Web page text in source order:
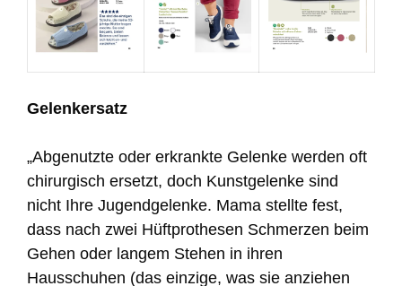
Gelenkersatz
„Abgenutzte oder erkrankte Gelenke werden oft
chirurgisch ersetzt, doch Kunstgelenke sind
nicht Ihre Jugendgelenke. Mama stellte fest,
dass nach zwei Hüftprothesen Schmerzen beim
Gehen oder langem Stehen in ihren
Hausschuhen (das einzige, was sie anziehen